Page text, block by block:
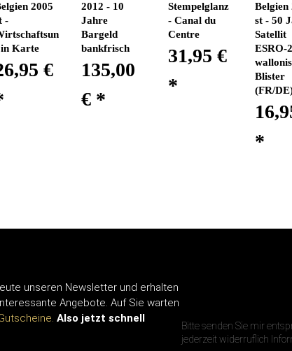
2005
-
Karte
€
2012 - 10
Jahre
Bargeld
bankfrisch
135,00
€ *
Stempelglanz
- Canal du
Centre
31,95 €
*
Belgien
st - 50
Satellit
ESRO-
Blister
(FR/
*
unseren Newsletter und erhalten
Angebote. Auf Sie warten
Also jetzt schnell
Bitte senden Sie mir
jederzeit widerruflich